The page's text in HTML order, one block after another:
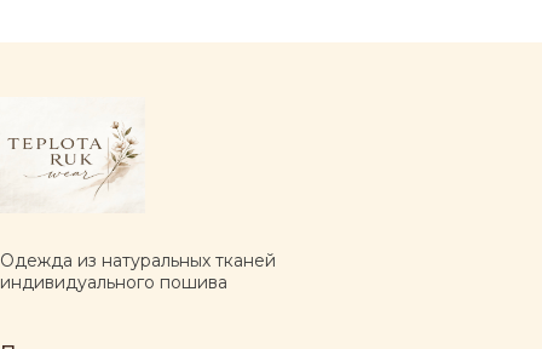
Одежда из натуральных тканей
индивидуального пошива